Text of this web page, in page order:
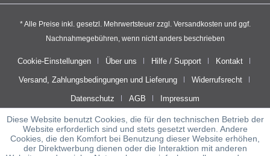
* Alle Preise inkl. gesetzl. Mehrwertsteuer zzgl. Versandkosten und ggf.
Nachnahmegebühren, wenn nicht anders beschrieben
Cookie-Einstellungen Über uns Hilfe / Support Kontakt
Versand, Zahlungsbedingungen und Lieferung Widerrufsrecht
Datenschutz AGB Impressum
Diese Website benutzt Cookies, die für den technischen Betrieb der
Website erforderlich sind und stets gesetzt werden. Andere
Cookies, die den Komfort bei Benutzung dieser Website erhöhen,
der Direktwerbung dienen oder die Interaktion mit anderen